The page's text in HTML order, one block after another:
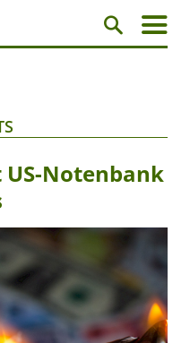
Notenbank